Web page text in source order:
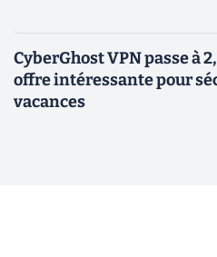
CyberGhost VPN passe à
offre intéressante pour
vacances